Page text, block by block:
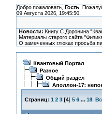
Добро пожаловать, Гость.
09 Августа 2026, 19:45:50
Новости: Книгу С.Доронина
Материалы старого сайта
О замеченных глюках просьба
Квантовый Портал
Разное
Общий раздел
Аполлон-17:
Страниц: 1 2 3[4] 5 6 ... 18